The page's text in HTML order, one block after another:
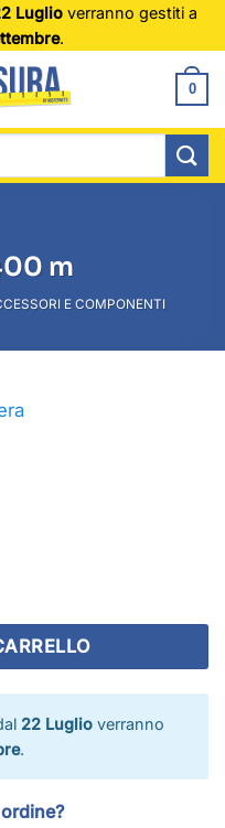
Luglioverranno gestiti a
.
0
m
E COMPONENTI
22 Luglio verranno
.